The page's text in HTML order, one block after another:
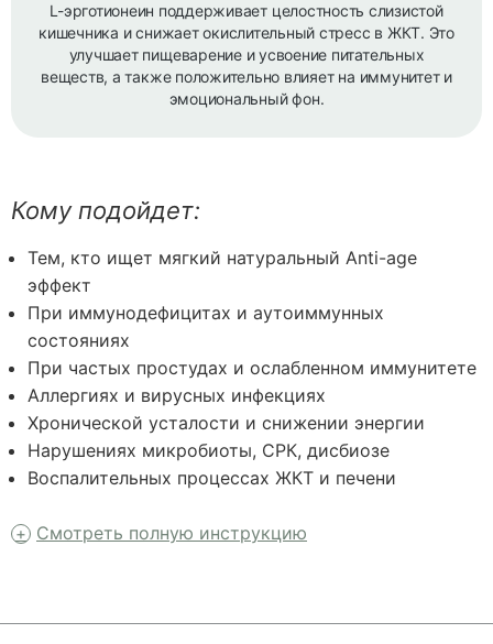
L-эрготионеин поддерживает целостность слизистой
кишечника и снижает окислительный стресс в ЖКТ. Это
улучшает пищеварение и усвоение питательных
веществ, а также положительно влияет на иммунитет и
эмоциональный фон.
Кому подойдет:
Тем, кто ищет мягкий натуральный Anti-age
эффект
При иммунодефицитах и аутоиммунных
состояниях
При частых простудах и ослабленном иммунитете
Аллергиях и вирусных инфекциях
Хронической усталости и снижении энергии
Нарушениях микробиоты, СРК, дисбиозе
Воспалительных процессах ЖКТ и печени
Смотреть полную инструкцию